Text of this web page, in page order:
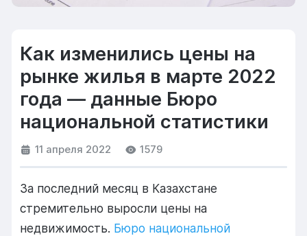
Как изменились цены на
рынке жилья в марте 2022
года — данные Бюро
национальной статистики
11 апреля 2022 1579
За последний месяц в Казахстане
стремительно выросли цены на
недвижимость. Бюро национальной